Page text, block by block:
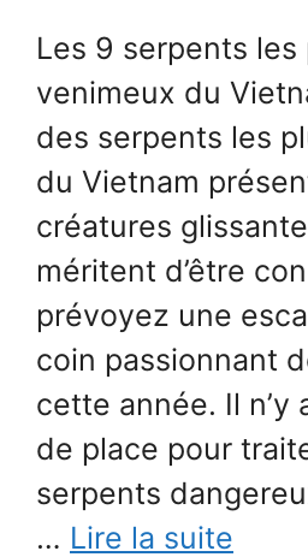
Les 9 serpents les
venimeux du
des serpents les
du Vietnam
créatures
méritent d’être
prévoyez une
coin passionnant
cette année. Il n’y
de place pour
serpents
… Lire la suite